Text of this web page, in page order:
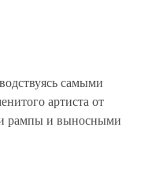
самыми
артиста от
рампы и выносными